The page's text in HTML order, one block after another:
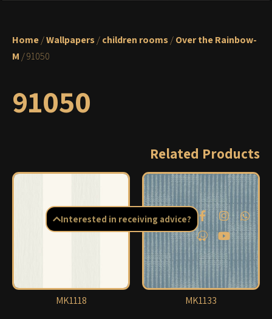
Home/Wallpapers/children rooms/Over the Rainbow-
M / 91050
91050
Related Products
MK1118 MK1133
Interested in receiving advice?